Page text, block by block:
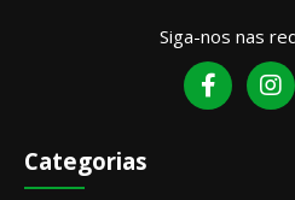
Siga-nos nas
Categorias